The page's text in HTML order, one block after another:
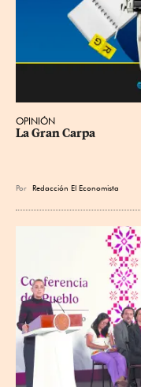
OPINIÓN
La Gran Carpa
Por Redacción El Economista